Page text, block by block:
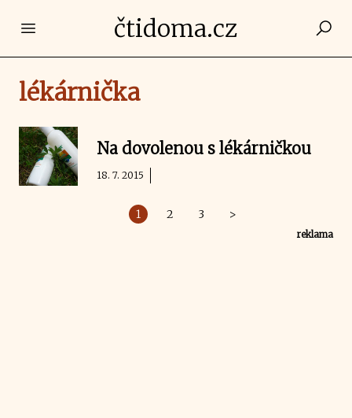
Open main menučtidoma.cz
lékárnička
Na dovolenou s lékárničkou
18. 7. 2015
1 2 3 >
reklama